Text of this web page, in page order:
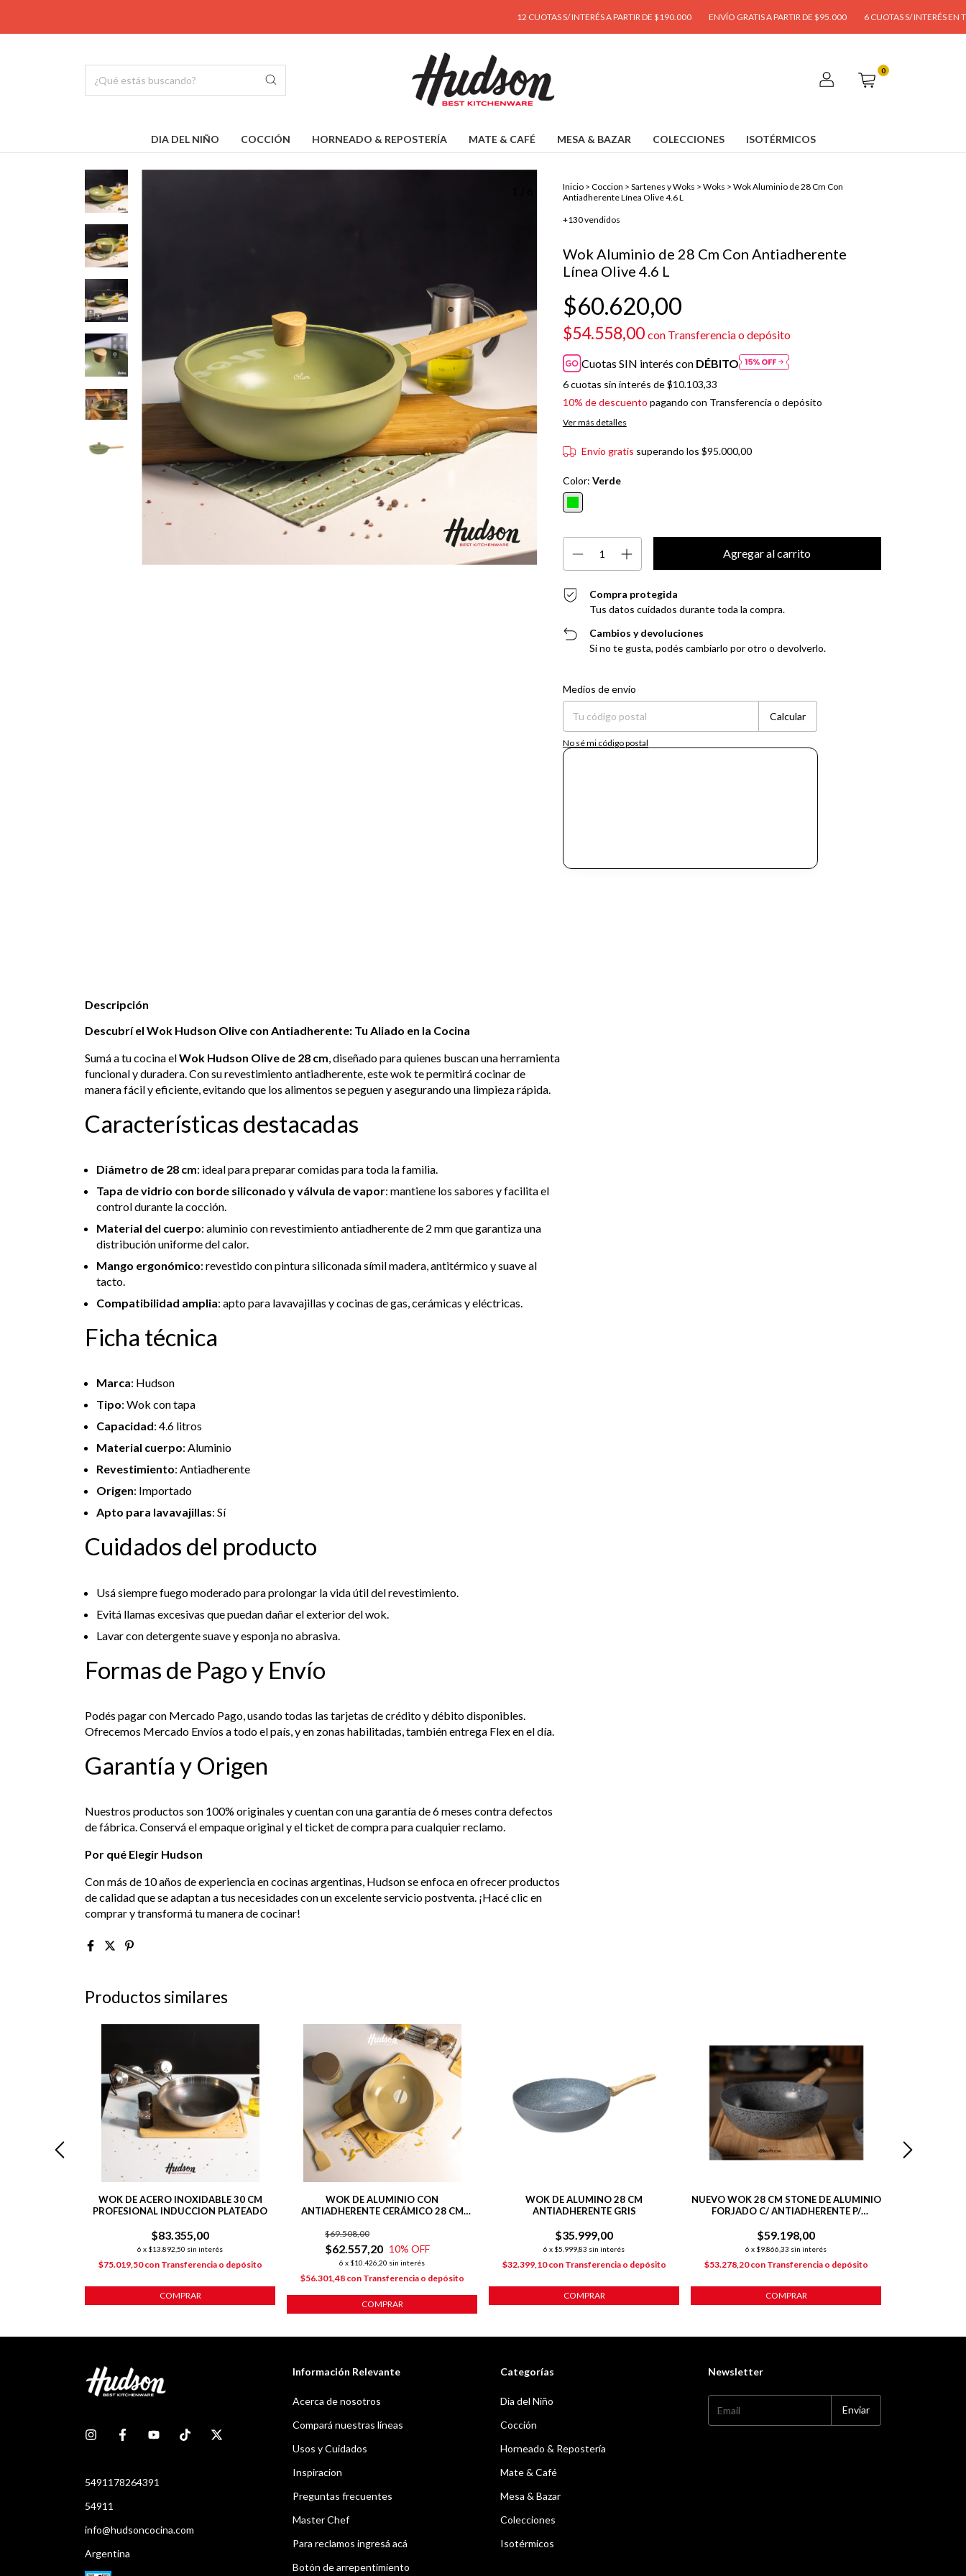
12 CUOTAS S/ INTERÉS A PARTIR DE $190.000 ENVÍO GRATIS A PARTIR DE $95.000 6 CUOTAS S/ INTERÉS EN TODA LA
0
DIA DEL NIÑO COCCIÓN HORNEADO & REPOSTERÍA MATE & CAFÉ MESA & BAZAR COLECCIONES ISOTÉRMICOS
Inicio > Coccion > Sartenes y Woks > Woks > Wok Aluminio de 28 Cm Con
Antiadherente Línea Olive 4.6 L
+130 vendidos
Wok Aluminio de 28 Cm Con Antiadherente
Línea Olive 4.6 L
$60.620,00
$54.558,00 con Transferencia o depósito
Cuotas SIN interés con DÉBITO
6cuotas sin interés de$10.103,33
10% de descuento pagando con Transferencia o depósito
Ver más detalles
Envío gratis superando los$95.000,00
Color: Verde
Compra protegida
Tus datos cuidados durante toda la compra.
Cambios y devoluciones
Si no te gusta, podés cambiarlo por otro o devolverlo.
Entregas para el CP:
Medios de envío
Calcular
No sé mi código postal
Descripción
Descubrí el Wok Hudson Olive con Antiadherente: Tu Aliado en la Cocina
Sumá a tu cocina elWok Hudson Olive de 28 cm, diseñado para quienes buscan una herramienta
funcional y duradera. Con su revestimiento antiadherente, este wok te permitirá cocinar de
manera fácil y eficiente, evitando que los alimentos se peguen y asegurando una limpieza rápida.
Características destacadas
Diámetro de 28 cm: ideal para preparar comidas para toda la familia.
Tapa de vidrio con borde siliconado y válvula de vapor: mantiene los sabores y facilita el
control durante la cocción.
Material del cuerpo: aluminio con revestimiento antiadherente de 2 mm que garantiza una
distribución uniforme del calor.
Mango ergonómico: revestido con pintura siliconada símil madera, antitérmico y suave al
tacto.
Compatibilidad amplia: apto para lavavajillas y cocinas de gas, cerámicas y eléctricas.
Ficha técnica
Marca: Hudson
Tipo: Wok con tapa
Capacidad: 4.6 litros
Material cuerpo: Aluminio
Revestimiento: Antiadherente
Origen: Importado
Apto para lavavajillas: Sí
Cuidados del producto
Usá siempre fuego moderado para prolongar la vida útil del revestimiento.
Evitá llamas excesivas que puedan dañar el exterior del wok.
Lavar con detergente suave y esponja no abrasiva.
Formas de Pago y Envío
Podés pagar con Mercado Pago, usando todas las tarjetas de crédito y débito disponibles.
Ofrecemos Mercado Envíos a todo el país, y en zonas habilitadas, también entrega Flex en el día.
Garantía y Origen
Nuestros productos son 100% originales y cuentan con una garantía de 6 meses contra defectos
de fábrica. Conservá el empaque original y el ticket de compra para cualquier reclamo.
Por qué Elegir Hudson
Con más de 10 años de experiencia en cocinas argentinas, Hudson se enfoca en ofrecer productos
de calidad que se adaptan a tus necesidades con un excelente servicio postventa. ¡Hacé clic en
comprar y transformá tu manera de cocinar!
Productos similares
WOK DE ACERO INOXIDABLE 30 CM
PROFESIONAL INDUCCION PLATEADO
$83.355,00
6 x $13.892,50 sin interés
$75.019,50con Transferencia o depósito
COMPRAR
WOK DE ALUMINIO CON
ANTIADHERENTE CERÁMICO 28 CM
$62.557,20
$69.508,00
10% OFF
6 x $10.426,20 sin interés
$56.301,48 con Transferencia o depósito
COMPRAR
WOK DE ALUMINO 28 CM
ANTIADHERENTE GRIS
$35.999,00
6 x $5.999,83 sin interés
$32.399,10con Transferencia o depósito
COMPRAR
NUEVO WOK 28 CM STONE DE ALUMINIO
FORJADO C/ ANTIADHERENTE P/
$59.198,00
6 x $9.866,33 sin interés
$53.278,20con Transferencia o depósito
COMPRAR
5491178264391
54911
info@hudsoncocina.com
Argentina
Información Relevante
Acerca de nosotros
Compará nuestras líneas
Usos y Cuidados
Inspiracion
Preguntas frecuentes
Master Chef
Para reclamos ingresá acá
Botón de arrepentimiento
Categorías
Dia del Niño
Cocción
Horneado & Repostería
Mate & Café
Mesa & Bazar
Colecciones
Isotérmicos
Newsletter